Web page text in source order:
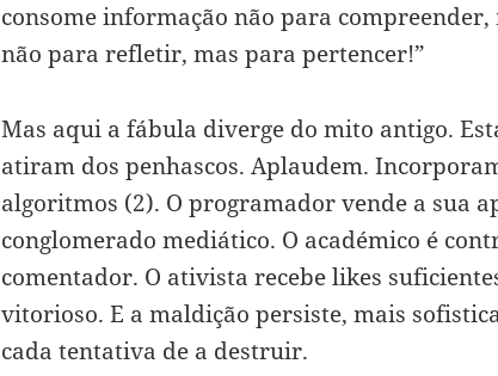
consome informação não para
não para refletir, mas para pertencer!”
Mas aqui a fábula diverge do mito antigo.
atiram dos penhascos. Aplaudem.
algoritmos (2). O programador vende a sua
conglomerado mediático. O académico é
comentador. O ativista recebe likes
vitorioso. E a maldição persiste, mais
cada tentativa de a destruir.